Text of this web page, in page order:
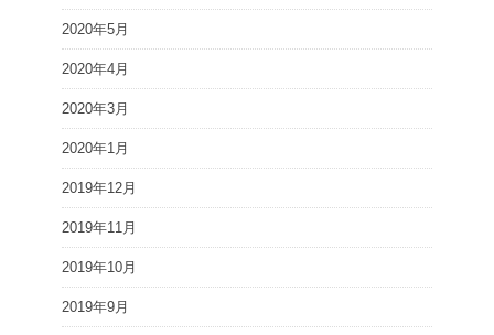
2020年5月
2020年4月
2020年3月
2020年1月
2019年12月
2019年11月
2019年10月
2019年9月